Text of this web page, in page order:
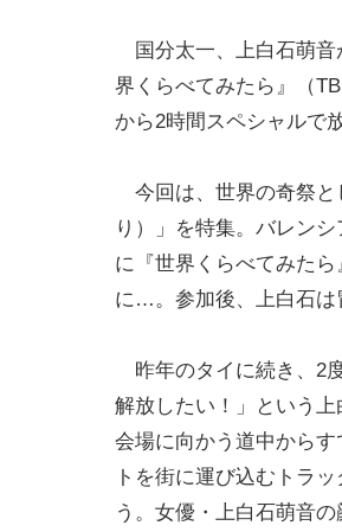
国分太一、上白石萌音
界くらべてみたら』（
から2時間スペシャルで
今回は、世界の奇祭と
り）」を特集。バレン
に『世界くらべてみた
に…。参加後、上白石は
昨年のタイに続き、2
解放したい！」という
会場に向かう道中から
トを街に運び込むトラ
う。女優・上白石萌音